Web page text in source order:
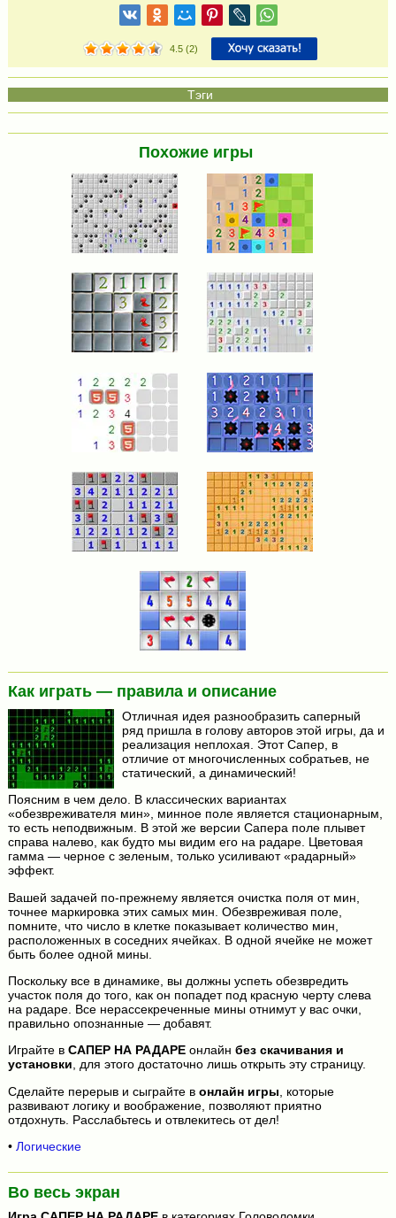
4.5(2)
Похожие игры
Как играть — правила и описание
Отличная идея разнообразить саперный
ряд пришла в голову авторов этой игры, да и
реализация неплохая. Этот Сапер, в
отличие от многочисленных собратьев, не
статический, а динамический!
Поясним в чем дело. В классических вариантах
«обезвреживателя мин», минное поле является стационарным,
то есть неподвижным. В этой же версии Сапера поле плывет
справа налево, как будто мы видим его на радаре. Цветовая
гамма — черное с зеленым, только усиливают «радарный»
эффект.
Вашей задачей по-прежнему является очистка поля от мин,
точнее маркировка этих самых мин. Обезвреживая поле,
помните, что число в клетке показывает количество мин,
расположенных в соседних ячейках. В одной ячейке не может
быть более одной мины.
Поскольку все в динамике, вы должны успеть обезвредить
участок поля до того, как он попадет под красную черту слева
на радаре. Все нерассекреченные мины отнимут у вас очки,
правильно опознанные — добавят.
Играйте в САПЕР НА РАДАРЕонлайн без скачивания и
установки, для этого достаточно лишь открыть эту страницу.
Сделайте перерыв и сыграйте в онлайн игры , которые
развивают логику и воображение, позволяют приятно
отдохнуть. Расслабьтесь и отвлекитесь от дел!
• Логические
Во весь экран